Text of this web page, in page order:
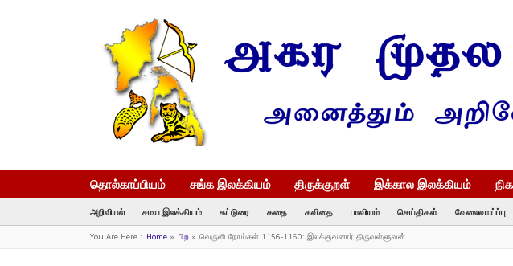
தொல்காப்பியம் சங்க இலக்கியம் திருக்குறள் இக்கால இலக்கியம்
அறிவியல் சமய இலக்கியம் கட்டுரை கதை கவிதை பாவியம் செய்திகள் வேலைவாய்ப்பு
You Are Here : Home» பிற» வெருளி நோய்கள் 1156-1160: இலக்குவனார் திருவள்ளுவன்